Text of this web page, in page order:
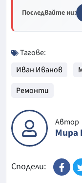
Последвайте ни:
Тагове:
Иван Иванов
Ремонти
Автор
Мира
Сподели: